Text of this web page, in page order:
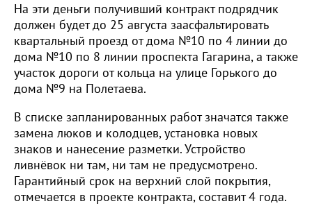
На эти деньги получивший контракт подрядчик
должен будет до 25 августа заасфальтировать
квартальный проезд от дома №10 по 4 линии до
дома №10 по 8 линии проспекта Гагарина, а также
участок дороги от кольца на улице Горького до
дома №9 на Полетаева.
В списке запланированных работ значатся также
замена люков и колодцев, установка новых
знаков и нанесение разметки. Устройство
ливнёвок ни там, ни там не предусмотрено.
Гарантийный срок на верхний слой покрытия,
отмечается в проекте контракта, составит 4 года.